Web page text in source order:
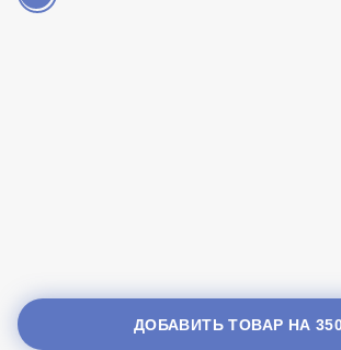
ДОБАВИТЬ ТОВАР НА